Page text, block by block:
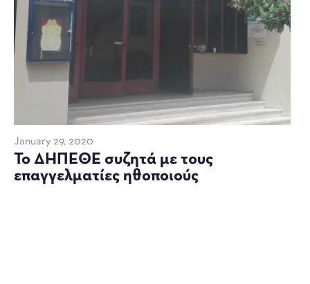
January 29, 2020
Το ΔΗΠΕΘΕ συζητά με τους
επαγγελματίες ηθοποιούς